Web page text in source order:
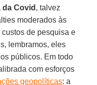
da Covid , talvez
moderados às
de pesquisa e
lembramos, eles
públicos. Em todo
com esforços
geopolíticas: a